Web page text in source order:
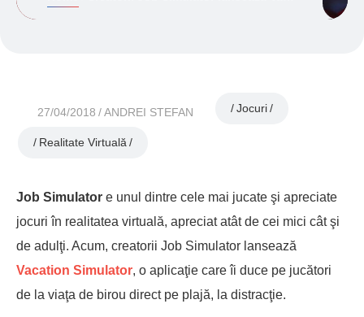
27/04/2018 ANDREI STEFAN Jocuri
Realitate Virtuală
Job Simulator e unul dintre cele mai jucate şi apreciate
jocuri în realitatea virtuală, apreciat atât de cei mici cât şi
de adulţi. Acum, creatorii Job Simulator lansează
Vacation Simulator, o aplicaţie care îi duce pe jucători
de la viaţa de birou direct pe plajă, la distracţie.